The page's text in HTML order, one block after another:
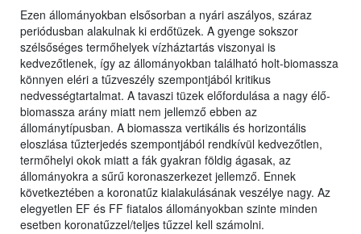
Ezen állományokban elsősorban a nyári aszályos, száraz
periódusban alakulnak ki erdőtüzek. A gyenge sokszor
szélsőséges termőhelyek vízháztartás viszonyai is
kedvezőtlenek, így az állományokban található holt-biomassza
könnyen eléri a tűzveszély szempontjából kritikus
nedvességtartalmat. A tavaszi tüzek előfordulása a nagy élő-
biomassza arány miatt nem jellemző ebben az
állománytípusban. A biomassza vertikális és horizontális
eloszlása tűzterjedés szempontjából rendkívül kedvezőtlen,
termőhelyi okok miatt a fák gyakran földig ágasak, az
állományokra a sűrű koronaszerkezet jellemző. Ennek
következtében a koronatűz kialakulásának veszélye nagy. Az
elegyetlen EF és FF fiatalos állományokban szinte minden
esetben koronatűzzel/teljes tűzzel kell számolni.